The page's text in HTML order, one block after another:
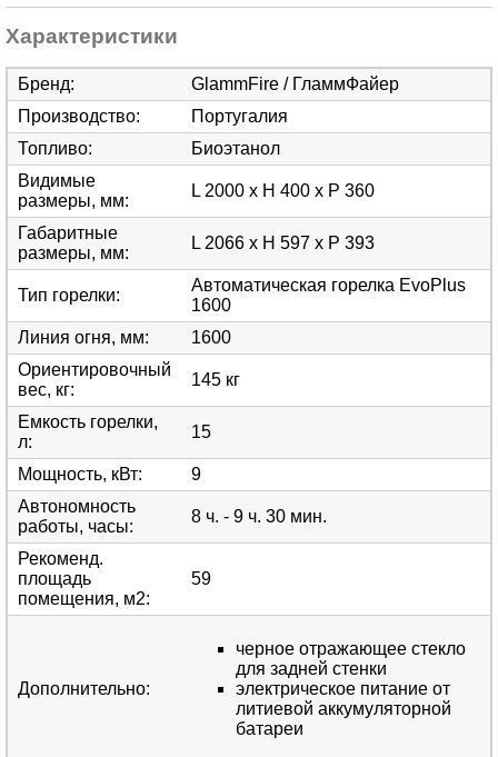
Характеристики
Бренд:
GlammFire / ГламмФайер
Производство:
Португалия
Топливо:
Биоэтанол
Видимые
размеры, мм:
L 2000 x H 400 x P 360
Габаритные
размеры, мм:
L 2066 x H 597 x P 393
Тип горелки:
Автоматическая горелка EvoPlus
1600
Линия огня, мм:
1600
Ориентировочный
вес, кг:
145 кг
Емкость горелки,
л:
15
Мощность, кВт:
9
Автономность
работы, часы:
8 ч. - 9 ч. 30 мин.
Рекоменд.
площадь
помещения, м2:
59
Дополнительно:
черное отражающее стекло
для задней стенки
электрическое питание от
литиевой аккумуляторной
батареи